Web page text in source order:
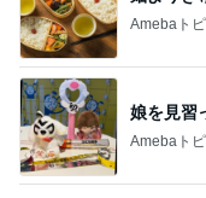
1袋100円
Amebaト